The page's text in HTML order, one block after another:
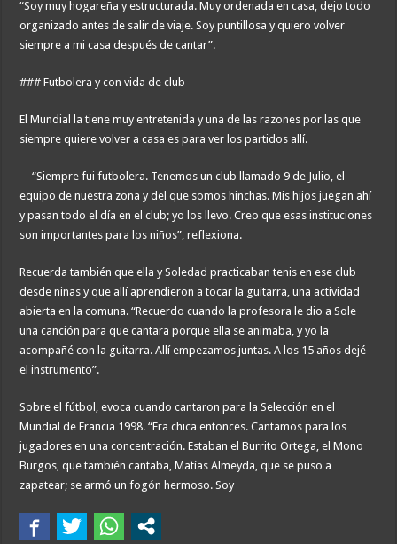
“Soy muy hogareña y estructurada. Muy ordenada en casa, dejo todo
organizado antes de salir de viaje. Soy puntillosa y quiero volver
siempre a mi casa después de cantar”.
### Futbolera y con vida de club
El Mundial la tiene muy entretenida y una de las razones por las que
siempre quiere volver a casa es para ver los partidos allí.
—“Siempre fui futbolera. Tenemos un club llamado 9 de Julio, el
equipo de nuestra zona y del que somos hinchas. Mis hijos juegan ahí
y pasan todo el día en el club; yo los llevo. Creo que esas instituciones
son importantes para los niños”, reflexiona.
Recuerda también que ella y Soledad practicaban tenis en ese club
desde niñas y que allí aprendieron a tocar la guitarra, una actividad
abierta en la comuna. “Recuerdo cuando la profesora le dio a Sole
una canción para que cantara porque ella se animaba, y yo la
acompañé con la guitarra. Allí empezamos juntas. A los 15 años dejé
el instrumento”.
Sobre el fútbol, evoca cuando cantaron para la Selección en el
Mundial de Francia 1998. “Era chica entonces. Cantamos para los
jugadores en una concentración. Estaban el Burrito Ortega, el Mono
Burgos, que también cantaba, Matías Almeyda, que se puso a
zapatear; se armó un fogón hermoso. Soy